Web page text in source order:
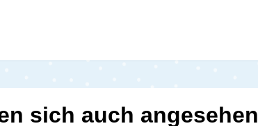
sich auch angesehen